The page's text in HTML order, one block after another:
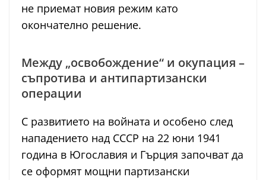
не приемат новия режим като
окончателно решение.
Между „освобождение“ и окупация –
съпротива и антипартизански
операции
С развитието на войната и особено след
нападението над СССР на 22 юни 1941
година в Югославия и Гърция започват да
се оформят мощни партизански